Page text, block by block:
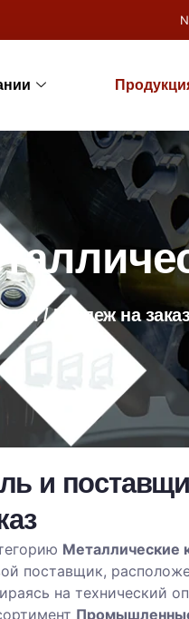
/Крепеж на
и
Металлические
поставщик,
на технический